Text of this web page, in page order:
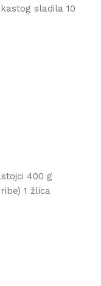
sladila 10
400 g
1 žlica